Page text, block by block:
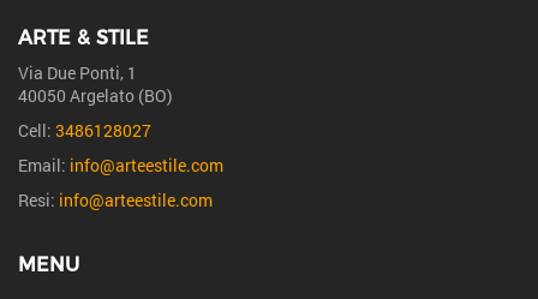
ARTE & STILE
Via Due Ponti, 1
40050 Argelato (BO)
Cell: 3486128027
Email: info@arteestile.com
Resi: info@arteestile.com
MENU